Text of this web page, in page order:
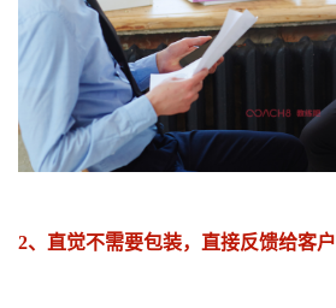
2、 直觉不需要包装，直接反馈给客户